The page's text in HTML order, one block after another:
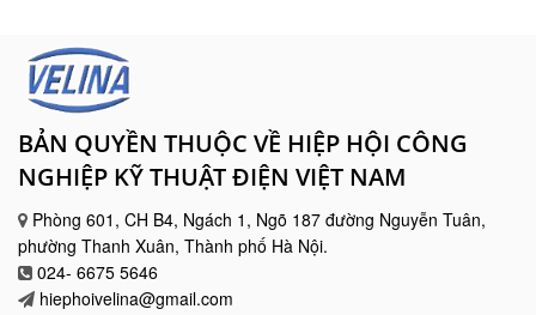
BẢN QUYỀN THUỘC VỀ HIỆP HỘI CÔNG
NGHIỆP KỸ THUẬT ĐIỆN VIỆT NAM
Phòng 601, CH B4, Ngách 1, Ngõ 187 đường Nguyễn Tuân,
phường Thanh Xuân, Thành phố Hà Nội.
024- 6675 5646
hiephoivelina@gmail.com